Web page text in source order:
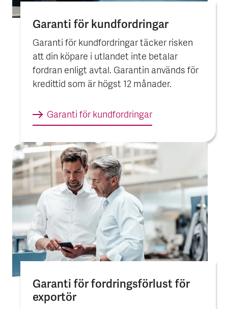
Garanti för kund­fordringar
Garanti för kundfordringar täcker risken
att din köpare i utlandet inte betalar
fordran enligt avtal. Garantin används för
kredittid som är högst 12 månader.
Garanti för kund­fordringar
Garanti för fordrings­förlust för
exportör